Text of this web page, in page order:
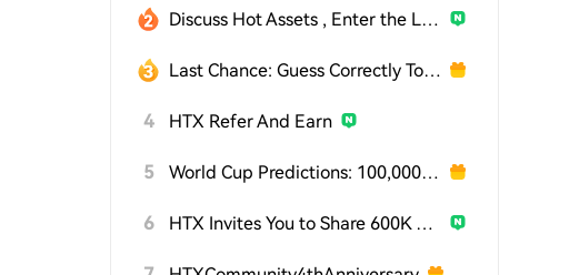
Discuss Hot Assets , Enter the Lucky Draw
Last Chance: Guess Correctly Today and Win More
4 HTX Refer And Earn
5 World Cup Predictions: 100,000 USDT Daily
6 HTX Invites You to Share 600K USDT in Gift Packs